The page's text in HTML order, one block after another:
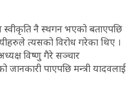
स्वीकृति नै स्थगन भएको बताएपछि
त्यसको विरोध गरेका थिए ।
विष्णु गैरे सञ्चार
जानकारी पाएपछि मन्त्री यादवलाई